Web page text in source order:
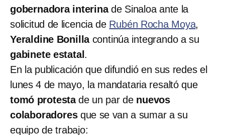
gobernadora interinade Sinaloa ante la
solicitud de licencia de Rubén Rocha Moya,
Yeraldine Bonillacontinúa integrando a su
gabinete estatal .
En la publicación que difundió en sus redes el
lunes 4 de mayo, la mandataria resaltó que
tomó protestade un par de nuevos
colaboradoresque se van a sumar a su
equipo de trabajo: